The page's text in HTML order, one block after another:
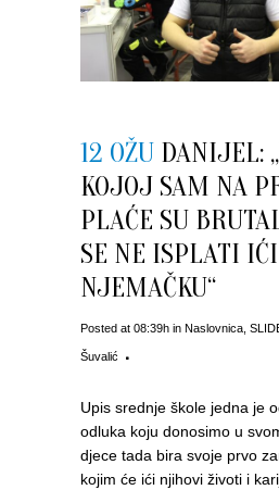
12 OŽU DANIJEL:
KOJOJ SAM NA
PLAĆE SU
SE NE ISPLATI
NJEMAČKU“
Posted at 08:39h in Naslovnica
Šuvalić
Upis srednje škole jedna je
odluka koju donosimo u
djece tada bira svoje prvo
kojim će ići njihovi životi i